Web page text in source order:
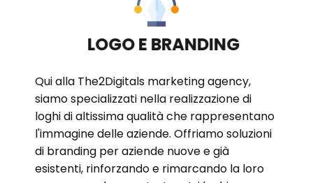
LOGO E BRANDING
Qui alla The2Digitals marketing agency,
siamo specializzati nella realizzazione di
loghi di altissima qualità che rappresentano
l'immagine delle aziende. Offriamo soluzioni
di branding per aziende nuove e già
esistenti, rinforzando e rimarcando la loro